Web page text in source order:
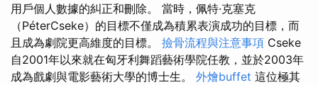
用戶個人數據的糾正和刪除。 當時，佩特·克塞克
（PéterCseke）的目標不僅成為積累表演成功的目標，而
且成為劇院更高維度的目標。 撿骨流程與注意事項 Cseke
自2001年以來就在匈牙利舞蹈藝術學院任教，並於2003年
成為戲劇與電影藝術大學的博士生。 外燴buffet 這位極其